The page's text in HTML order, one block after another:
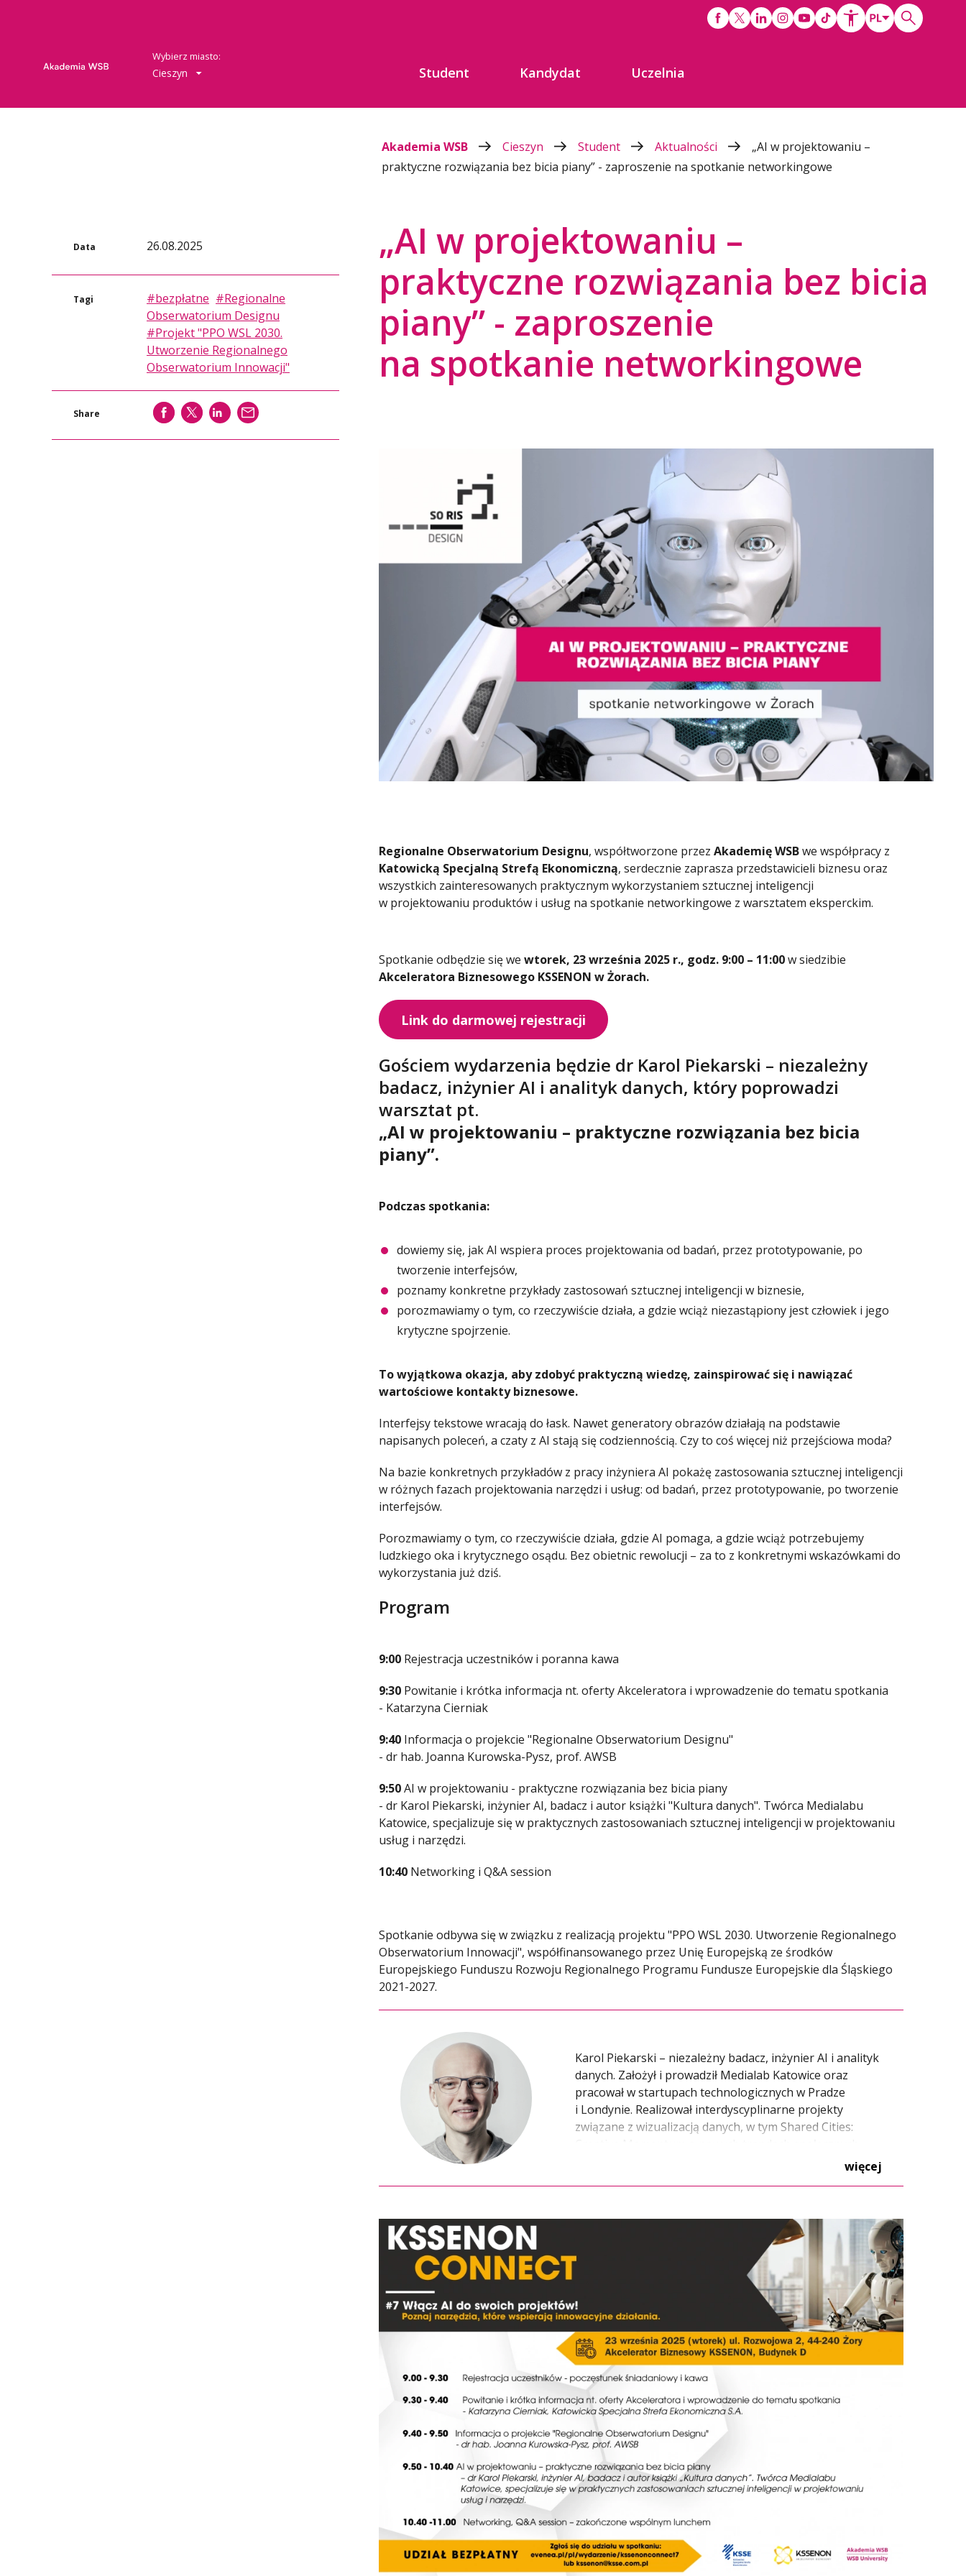
Wybierz miasto:
Cieszyn Student Kandydat Uczelnia
Akademia WSB Cieszyn Student Aktualności
„AI w projektowaniu –
praktyczne rozwiązania bez bicia piany” - zaproszenie na spotkanie networkingowe
Data 26.08.2025
Tagi #bezpłatne #Regionalne
Obserwatorium Designu
#Projekt "PPO WSL 2030.
Utworzenie Regionalnego
Obserwatorium Innowacji"
Share SHARE SHARE SHARE
„AI w projektowaniu –
praktyczne rozwiązania bez bicia
piany” - zaproszenie
na spotkanie networkingowe
Regionalne Obserwatorium Designu, współtworzone przez Akademię WSBwe współpracy z
Katowicką Specjalną Strefą Ekonomiczną, serdecznie zaprasza przedstawicieli biznesu oraz
wszystkich zainteresowanych praktycznym wykorzystaniem sztucznej inteligencji
w projektowaniu produktów i usług na spotkanie networkingowe z warsztatem eksperckim.
Spotkanie odbędzie się we wtorek, 23 września 2025 r., godz. 9:00 – 11:00w siedzibie
Akceleratora Biznesowego KSSENON w Żorach.
Link do darmowej rejestracji
Gościem wydarzenia będzie dr Karol Piekarski – niezależny
badacz, inżynier AI i analityk danych, który poprowadzi
warsztat pt.
„AI w projektowaniu – praktyczne rozwiązania bez bicia
piany”.
Podczas spotkania:
dowiemy się, jak AI wspiera proces projektowania od badań, przez prototypowanie, po
tworzenie interfejsów,
poznamy konkretne przykłady zastosowań sztucznej inteligencji w biznesie,
porozmawiamy o tym, co rzeczywiście działa, a gdzie wciąż niezastąpiony jest człowiek i jego
krytyczne spojrzenie.
To wyjątkowa okazja, aby zdobyć praktyczną wiedzę, zainspirować się i nawiązać
wartościowe kontakty biznesowe.
Interfejsy tekstowe wracają do łask. Nawet generatory obrazów działają na podstawie
napisanych poleceń, a czaty z AI stają się codziennością. Czy to coś więcej niż przejściowa moda?
Na bazie konkretnych przykładów z pracy inżyniera AI pokażę zastosowania sztucznej inteligencji
w różnych fazach projektowania narzędzi i usług: od badań, przez prototypowanie, po tworzenie
interfejsów.
Porozmawiamy o tym, co rzeczywiście działa, gdzie AI pomaga, a gdzie wciąż potrzebujemy
ludzkiego oka i krytycznego osądu. Bez obietnic rewolucji – za to z konkretnymi wskazówkami do
wykorzystania już dziś.
Program
9:00 Rejestracja uczestników i poranna kawa
9:30 Powitanie i krótka informacja nt. oferty Akceleratora i wprowadzenie do tematu spotkania
- Katarzyna Cierniak
9:40 Informacja o projekcie "Regionalne Obserwatorium Designu"
- dr hab. Joanna Kurowska-Pysz, prof. AWSB
9:50AI w projektowaniu - praktyczne rozwiązania bez bicia piany
- dr Karol Piekarski, inżynier AI, badacz i autor książki "Kultura danych". Twórca Medialabu
Katowice, specjalizuje się w praktycznych zastosowaniach sztucznej inteligencji w projektowaniu
usług i narzędzi.
10:40 Networking i Q&A session
Spotkanie odbywa się w związku z realizacją projektu "PPO WSL 2030. Utworzenie Regionalnego
Obserwatorium Innowacji", współfinansowanego przez Unię Europejską ze środków
Europejskiego Funduszu Rozwoju Regionalnego Programu Fundusze Europejskie dla Śląskiego
2021-2027.
Karol Piekarski – niezależny badacz, inżynier AI i analityk
danych. Założył i prowadził Medialab Katowice oraz
pracował w startupach technologicznych w Pradze
i Londynie. Realizował interdyscyplinarne projekty
związane z wizualizacją danych, w tym Shared Cities:
w Europie Centralnej. Obronił doktorat o ekonomii
powrócił też do współpracy z katowickim Medialabem.
więcej